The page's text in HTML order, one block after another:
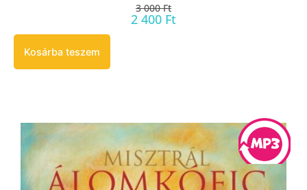
3 000Ft
2 400 Ft
Kosárba teszem